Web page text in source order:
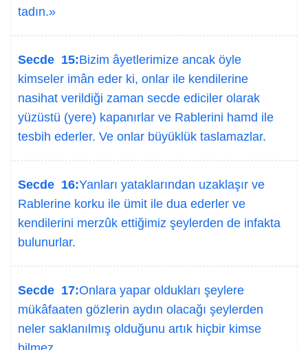
tadın.»
Secde 15:Bizim âyetlerimize ancak öyle
kimseler imân eder ki, onlar ile kendilerine
nasihat verildiği zaman secde ediciler olarak
yüzüstü (yere) kapanırlar ve Rablerini hamd ile
tesbih ederler. Ve onlar büyüklük taslamazlar.
Secde 16:Yanları yataklarından uzaklaşır ve
Rablerine korku ile ümit ile dua ederler ve
kendilerini merzûk ettiğimiz şeylerden de infakta
bulunurlar.
Secde 17:Onlara yapar oldukları şeylere
mükâfaaten gözlerin aydın olacağı şeylerden
neler saklanılmış olduğunu artık hiçbir kimse